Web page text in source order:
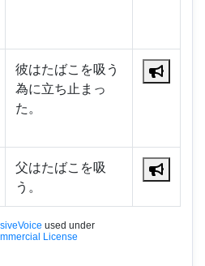
彼はたばこを吸う
為に立ち止まっ
た。
父はたばこを吸
う。
used under
License